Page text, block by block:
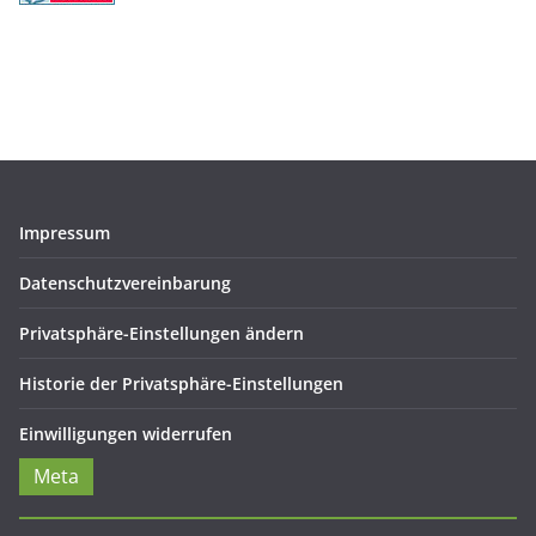
Impressum
Datenschutzvereinbarung
Privatsphäre-Einstellungen ändern
Historie der Privatsphäre-Einstellungen
Einwilligungen widerrufen
Meta